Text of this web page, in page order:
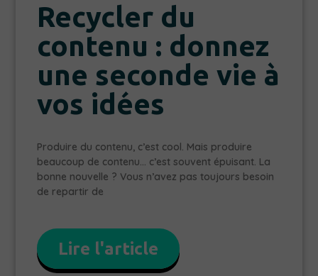
Recycler du
contenu : donnez
une seconde vie à
vos idées
Produire du contenu, c’est cool. Mais produire
beaucoup de contenu… c’est souvent épuisant. La
bonne nouvelle ? Vous n’avez pas toujours besoin
de repartir de
Lire l'article